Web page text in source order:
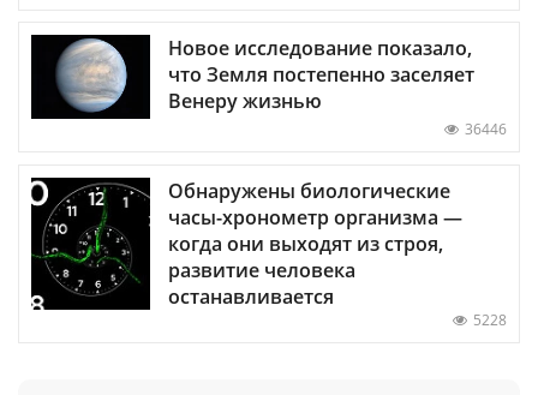
Новое исследование показало,
что Земля постепенно заселяет
Венеру жизнью
36446
Обнаружены биологические
часы-хронометр организма —
когда они выходят из строя,
развитие человека
останавливается
5228